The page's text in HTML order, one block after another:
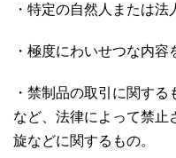
・特定の自然人または法
・極度にわいせつな内容
・禁制品の取引に関す
など、法律によって禁止
旋などに関するもの。